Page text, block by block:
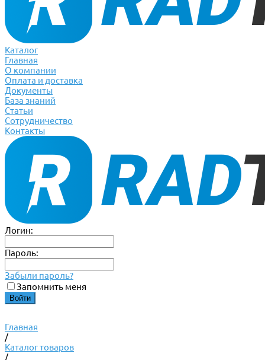
Каталог
Главная
О компании
Оплата и доставка
Документы
База знаний
Статьи
Сотрудничество
Контакты
Логин:
Пароль:
Забыли пароль?
Запомнить меня
Главная
/
Каталог товаров
/